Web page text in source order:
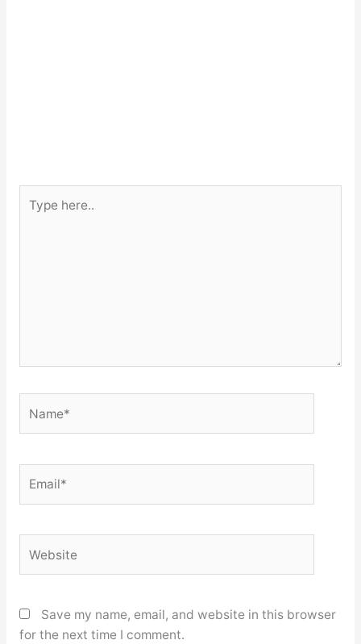
here..
Save my name, email, and website in this browser
for the next time I comment.